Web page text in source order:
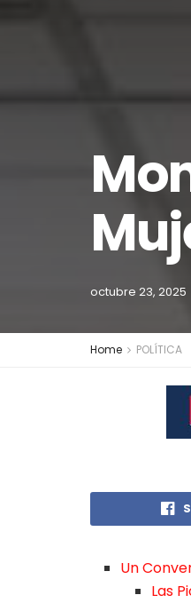
octubre 23, 2025
Home POLÍTICA
Un
Las